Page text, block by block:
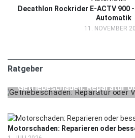
Decathlon Rockrider E-ACTV
Automatik
11. NOVEMBER
Ratgeber
RATGEBER
Getriebeschaden: Reparatur
Motorschaden: Reparieren oder